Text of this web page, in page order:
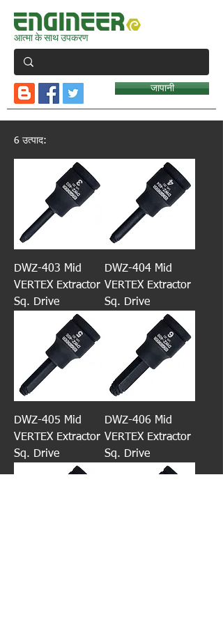
आत्मा के साथ उपकरण
जापानी
6 उत्पाद:
DWZ-403 Mid
VERTEX Extractor
Sq. Drive
DWZ-404 Mid
VERTEX Extractor
Sq. Drive
DWZ-405 Mid
VERTEX Extractor
Sq. Drive
DWZ-406 Mid
VERTEX Extractor
Sq. Drive